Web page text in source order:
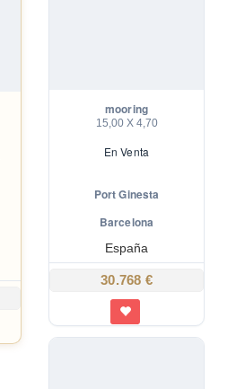
Port Ginesta
mooring
15,00 X 4,70
En Venta
Port Ginesta
Barcelona
España
30.768 €